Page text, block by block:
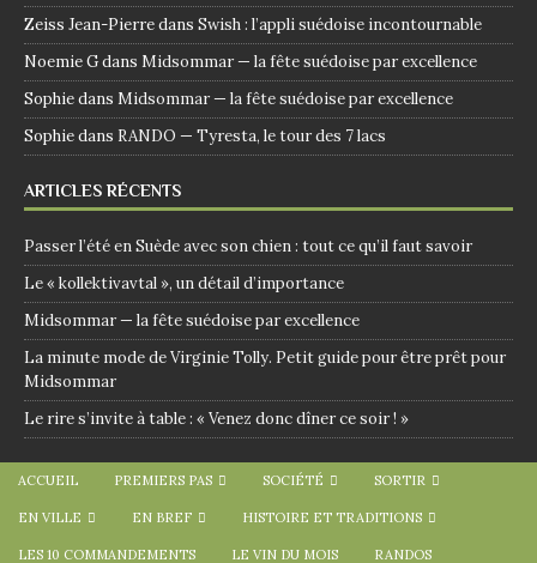
Zeiss Jean-Pierredans Swish : l’appli suédoise incontournable
Noemie Gdans Midsommar — la fête suédoise par excellence
Sophiedans Midsommar — la fête suédoise par excellence
Sophiedans RANDO — Tyresta, le tour des 7 lacs
ARTICLES RÉCENTS
Passer l’été en Suède avec son chien : tout ce qu’il faut savoir
Le « kollektivavtal », un détail d’importance
Midsommar — la fête suédoise par excellence
La minute mode de Virginie Tolly. Petit guide pour être prêt pour
Midsommar
Le rire s’invite à table : « Venez donc dîner ce soir ! »
ACCUEIL PREMIERS PAS SOCIÉTÉ SORTIR
EN VILLE EN BREF HISTOIRE ET TRADITIONS
LES 10 COMMANDEMENTS LE VIN DU MOIS RANDOS